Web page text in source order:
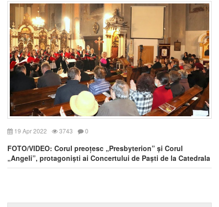
19 Apr 2022 3743 0
FOTO/VIDEO: Corul preoțesc „Presbyterion” și Corul
„Angeli”, protagoniști ai Concertului de Paști de la Catedrala
„Schimbarea la Față”, Cluj-Napoca